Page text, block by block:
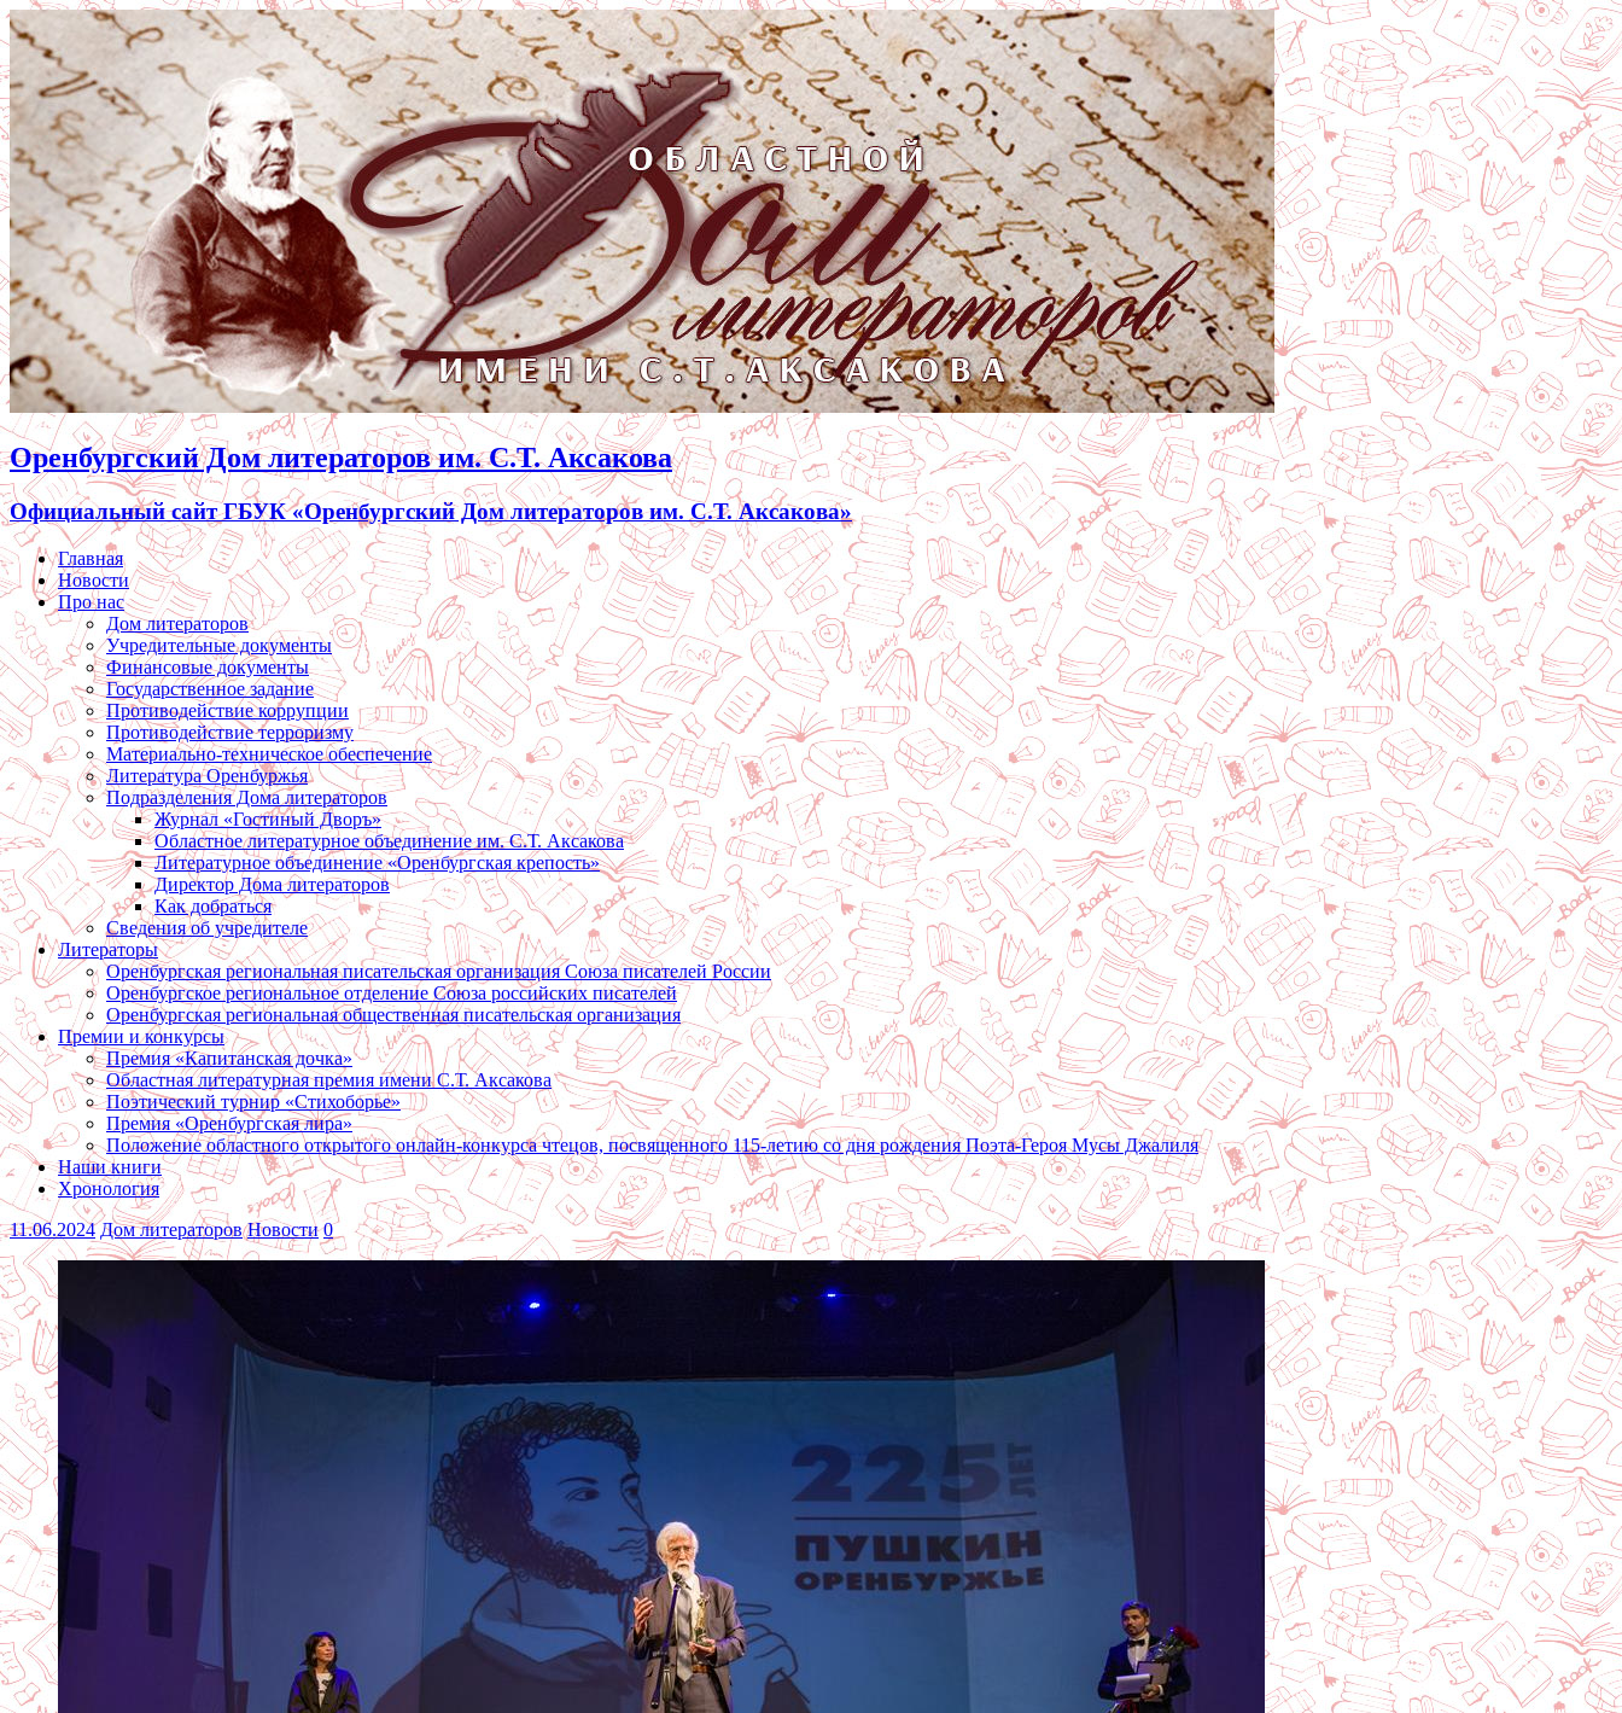
Оренбургский Дом литераторов им. С.Т. Аксакова
Официальный сайт ГБУК «Оренбургский Дом литераторов им. С.Т. Аксакова»
Главная
Новости
Про нас
Дом литераторов
Учредительные документы
Финансовые документы
Государственное задание
Противодействие коррупции
Противодействие терроризму
Материально-техническое обеспечение
Литература Оренбуржья
Подразделения Дома литераторов
Журнал «Гостиный Дворъ»
Областное литературное объединение им. С.Т. Аксакова
Литературное объединение «Оренбургская крепость»
Директор Дома литераторов
Как добраться
Сведения об учредителе
Литераторы
Оренбургская региональная писательская организация Союза писателей России
Оренбургское региональное отделение Союза российских писателей
Оренбургская региональная общественная писательская организация
Премии и конкурсы
Премия «Капитанская дочка»
Областная литературная премия имени С.Т. Аксакова
Поэтический турнир «Стихоборье»
Премия «Оренбургская лира»
Положение областного открытого онлайн-конкурса чтецов, посвященного 115-летию со дня рождения Поэта-Героя Мусы Джалиля
Наши книги
Хронология
11.06.2024 Дом литераторов Новости 0